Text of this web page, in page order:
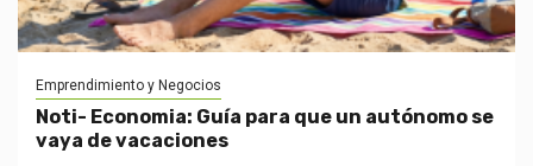
Emprendimiento y Negocios
Noti- Economia: Guía para que un autónomo se
vaya de vacaciones